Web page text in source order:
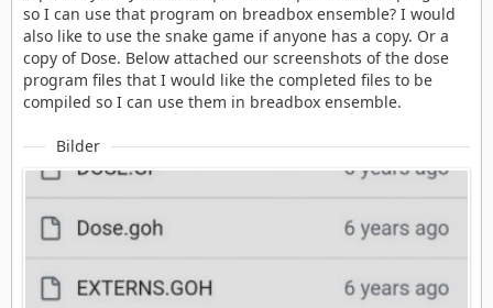
so I can use that program on breadbox ensemble? I would
also like to use the snake game if anyone has a copy. Or a
copy of Dose. Below attached our screenshots of the dose
program files that I would like the completed files to be
compiled so I can use them in breadbox ensemble.
Bilder